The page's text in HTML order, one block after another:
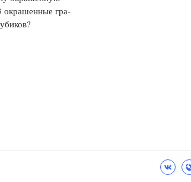
Цветков Л. А.
окрашенные гра-